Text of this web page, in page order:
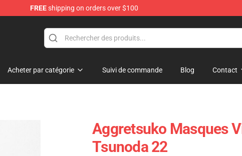
FREEshipping on orders over $100
Acheter par catégorie Suivi de commande Blog Contact
Aggretsuko Masques
Tsunoda 22